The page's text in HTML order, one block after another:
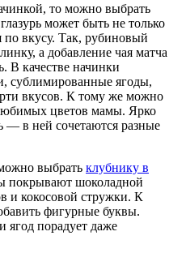
то можно выбрать
может быть не только
по вкусу. Так, рубиновый
а добавление чая матча
В качестве начинки
сублимированные ягоды,
вкусов. К тому же можно
цветов мамы. Ярко
— в ней сочетаются разные
выбрать клубнику в
покрывают шоколадной
и кокосовой стружки. К
фигурные буквы.
ягод порадует даже